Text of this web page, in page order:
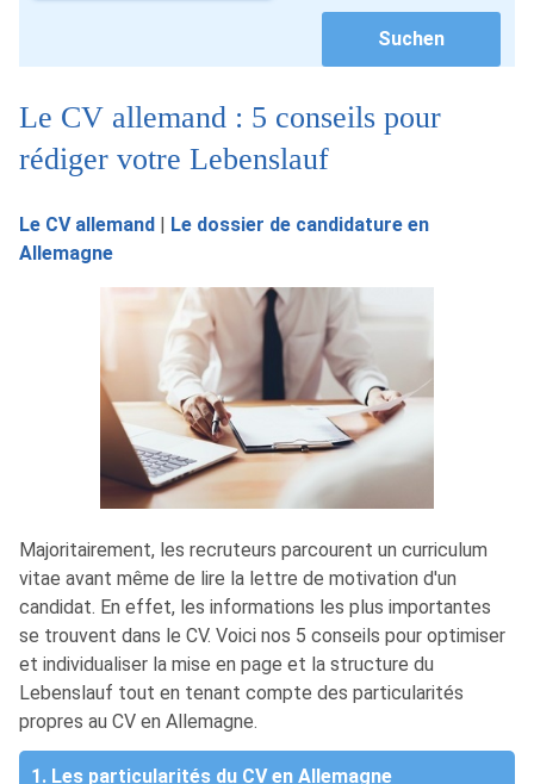
Le CV allemand : 5 conseils pour
rédiger votre Lebenslauf
Le CV allemand | Le dossier de candidature en
Allemagne
Majoritairement, les recruteurs parcourent un curriculum
vitae avant même de lire la lettre de motivation d'un
candidat. En effet, les informations les plus importantes
se trouvent dans le CV. Voici nos 5 conseils pour optimiser
et individualiser la mise en page et la structure du
Lebenslauf tout en tenant compte des particularités
propres au CV en Allemagne.
1. Les particularités du CV en Allemagne